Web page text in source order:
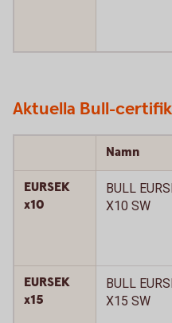
Aktuella Bull-
Namn
EURSEK
x10
BULL
X10 SW
EURSEK
x15
BULL
X15 SW